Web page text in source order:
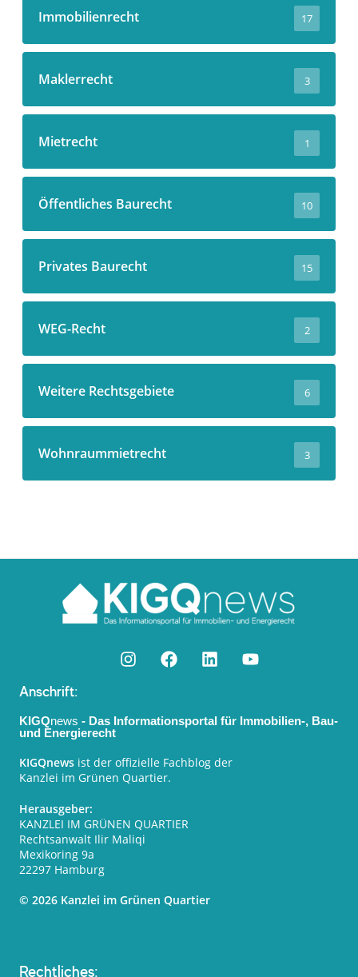
Immobilienrecht 17
Maklerrecht 3
Mietrecht 1
Öffentliches Baurecht 10
Privates Baurecht 15
WEG-Recht 2
Weitere Rechtsgebiete 6
Wohnraummietrecht 3
Anschrift:
KIGQnews - Das Informationsportal für Immobilien-, Bau-
und Energierecht
KIGQnews ist der offizielle Fachblog der
Kanzlei im Grünen Quartier.
Herausgeber:
KANZLEI IM GRÜNEN QUARTIER
Rechtsanwalt Ilir Maliqi
Mexikoring 9a
22297 Hamburg
© 2026 Kanzlei im Grünen Quartier
Rechtliches: